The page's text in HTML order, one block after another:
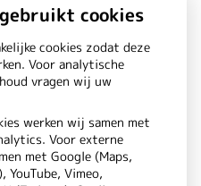
over
cookies
cookies zodat deze
Voor analytische
vragen wij uw
werken wij samen met
Voor externe
met Google (Maps,
YouTube, Vimeo,